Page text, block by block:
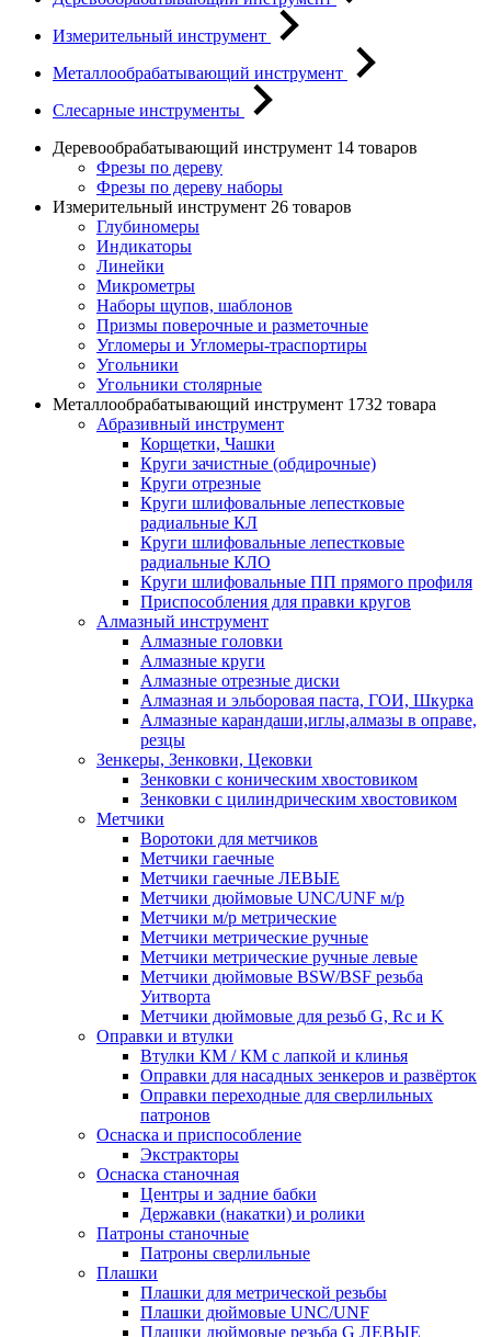
Измерительный инструмент
Металлообрабатывающий инструмент
Слесарные инструменты
Деревообрабатывающий инструмент 14 товаров
Фрезы по дереву
Фрезы по дереву наборы
Измерительный инструмент 26 товаров
Глубиномеры
Индикаторы
Линейки
Микрометры
Наборы щупов, шаблонов
Призмы поверочные и разметочные
Угломеры и Угломеры-траспортиры
Угольники
Угольники столярные
Металлообрабатывающий инструмент 1732 товара
Абразивный инструмент
Корщетки, Чашки
Круги зачистные (обдирочные)
Круги отрезные
Круги шлифовальные лепестковые
радиальные КЛ
Круги шлифовальные лепестковые
радиальные КЛО
Круги шлифовальные ПП прямого профиля
Приспособления для правки кругов
Алмазный инструмент
Алмазные головки
Алмазные круги
Алмазные отрезные диски
Алмазная и эльборовая паста, ГОИ, Шкурка
Алмазные карандаши,иглы,алмазы в оправе,
резцы
Зенкеры, Зенковки, Цековки
Зенковки с коническим хвостовиком
Зенковки с цилиндрическим хвостовиком
Метчики
Воротоки для метчиков
Метчики гаечные
Метчики гаечные ЛЕВЫЕ
Метчики дюймовые UNC/UNF м/р
Метчики м/р метрические
Метчики метрические ручные
Метчики метрические ручные левые
Метчики дюймовые BSW/BSF резьба
Уитворта
Метчики дюймовые для резьб G, Rc и K
Оправки и втулки
Втулки КМ / КМ с лапкой и клинья
Оправки для насадных зенкеров и развёрток
Оправки переходные для сверлильных
патронов
Оснаска и приспособление
Экстракторы
Оснаска станочная
Центры и задние бабки
Державки (накатки) и ролики
Патроны станочные
Патроны сверлильные
Плашки
Плашки для метрической резьбы
Плашки дюймовые UNC/UNF
Плашки дюймовые резьба G ЛЕВЫЕ